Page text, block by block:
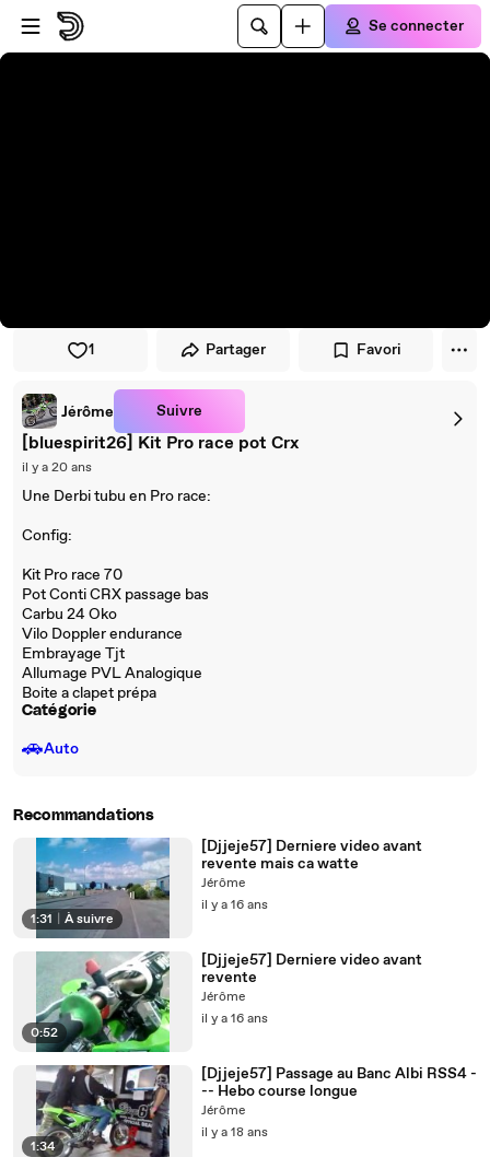
Passer au player
Passer au contenu principal
Se connecter
1 Partager Favori
Jérôme Suivre
[bluespirit26] Kit Pro race pot Crx
il y a 20 ans
Une Derbi tubu en Pro race:
Config:
Kit Pro race 70
Pot Conti CRX passage bas
Carbu 24 Oko
Vilo Doppler endurance
Embrayage Tjt
Allumage PVL Analogique
Boite a clapet prépa
Catégorie
🚗Auto
Recommandations
1:31 À suivre
[Djjeje57] Derniere video avant
revente mais ca watte
Jérôme
il y a 16 ans
0:52
[Djjeje57] Derniere video avant
revente
Jérôme
il y a 16 ans
1:34
[Djjeje57] Passage au Banc Albi RSS4 -
-- Hebo course longue
Jérôme
il y a 18 ans